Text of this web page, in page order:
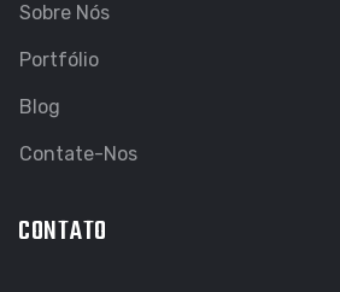
Sobre Nós
Portfólio
Blog
Contate-Nos
CONTATO